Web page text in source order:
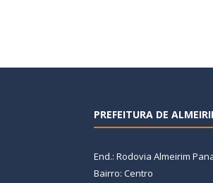
PREFEITURA DE
End.: Rodovia Almeirim
Bairro: Centro